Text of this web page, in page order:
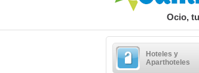
Ocio,
Hoteles y
Aparthoteles